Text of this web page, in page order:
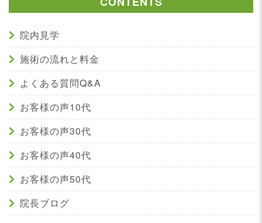
院内見学
施術の流れと料金
よくある質問Q&A
お客様の声10代
お客様の声30代
お客様の声40代
お客様の声50代
院長ブログ